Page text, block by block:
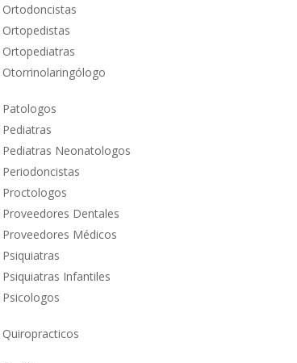
Ortodoncistas
Ortopedistas
Ortopediatras
Otorrinolaringólogo
Patologos
Pediatras
Pediatras Neonatologos
Periodoncistas
Proctologos
Proveedores Dentales
Proveedores Médicos
Psiquiatras
Psiquiatras Infantiles
Psicologos
Quiropracticos